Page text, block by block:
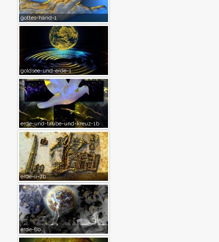
gottes-hand-1
goldsee-und-erde-1
erde-und-taube-und-kreuz-1b
erde-ii-7b
erde-8b